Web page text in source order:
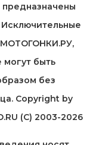
Исключительные
МОТОГОНКИ.РУ,
быть
без
Copyright by
(C) 2003-2026